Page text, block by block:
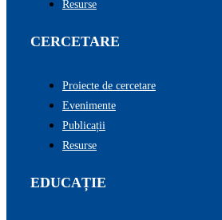
Resurse
CERCETARE
Proiecte de cercetare
Evenimente
Publicații
Resurse
EDUCAȚIE